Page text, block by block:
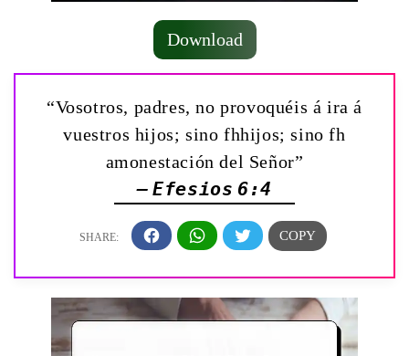
Download
“Vosotros, padres, no provoquéis á ira á
vuestros hijos; sino fhhijos; sino fh
amonestación del Señor”
— Efesios 6:4